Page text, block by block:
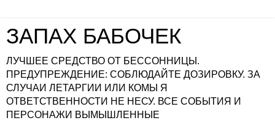
ЗАПАХ БАБОЧЕК
ЛУЧШЕЕ СРЕДСТВО ОТ БЕССОННИЦЫ.
ПРЕДУПРЕЖДЕНИЕ: СОБЛЮДАЙТЕ ДОЗИРОВКУ. ЗА
СЛУЧАИ ЛЕТАРГИИ ИЛИ КОМЫ Я
ОТВЕТСТВЕННОСТИ НЕ НЕСУ. ВСЕ СОБЫТИЯ И
ПЕРСОНАЖИ ВЫМЫШЛЕННЫЕ